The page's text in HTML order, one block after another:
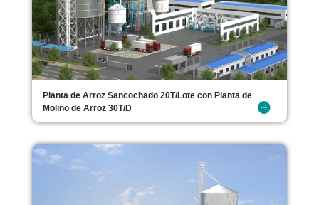
Planta de Arroz Sancochado 20T/Lote con Planta de
Molino de Arroz 30T/D